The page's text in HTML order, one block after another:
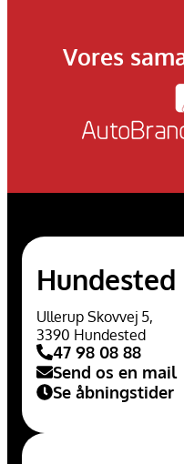
Vores
Hundested
Ullerup Skovvej 5,
3390 Hundested
47 98 08 88
Send os en mail
Se åbningstider